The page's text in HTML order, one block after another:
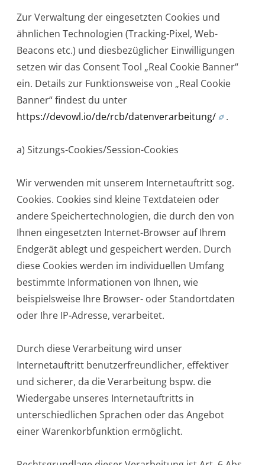
Zur Verwaltung der eingesetzten Cookies und
ähnlichen Technologien (Tracking-Pixel, Web-
Beacons etc.) und diesbezüglicher Einwilligungen
setzen wir das Consent Tool „Real Cookie Banner“
ein. Details zur Funktionsweise von „Real Cookie
Banner“ findest du unter
https://devowl.io/de/rcb/datenverarbeitung/
.
a) Sitzungs-Cookies/Session-Cookies
Wir verwenden mit unserem Internetauftritt sog.
Cookies. Cookies sind kleine Textdateien oder
andere Speichertechnologien, die durch den von
Ihnen eingesetzten Internet-Browser auf Ihrem
Endgerät ablegt und gespeichert werden. Durch
diese Cookies werden im individuellen Umfang
bestimmte Informationen von Ihnen, wie
beispielsweise Ihre Browser- oder Standortdaten
oder Ihre IP-Adresse, verarbeitet.
Durch diese Verarbeitung wird unser
Internetauftritt benutzerfreundlicher, effektiver
und sicherer, da die Verarbeitung bspw. die
Wiedergabe unseres Internetauftritts in
unterschiedlichen Sprachen oder das Angebot
einer Warenkorbfunktion ermöglicht.